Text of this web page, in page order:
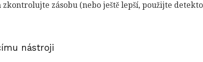
zkontrolujte zásobu (nebo ještě lepší, použijte
nástroji